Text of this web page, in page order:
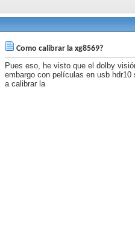
Como calibrar la xg8569?
Pues eso, he visto que el dolby
embargo con películas en usb
a calibrar la